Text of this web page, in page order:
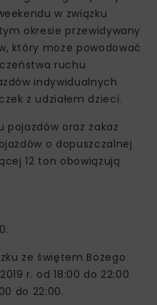
w związku
okresie przewidywany
który może powodować
ruchu
indywidualnych
z udziałem dzieci.
pojazdów oraz zakaz
o dopuszczalnej
12 ton obowiązują
ze świętem Bożego
r. od 18:00 do 22:00
do 22:00.